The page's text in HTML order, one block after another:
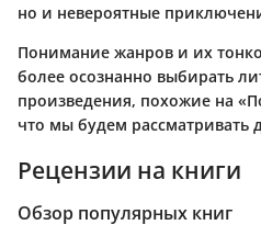
но и невероятные
Понимание жанров и их
более осознанно выбирать
произведения, похожие на
что мы будем рассматривать
Рецензии на книги
Обзор популярных книг